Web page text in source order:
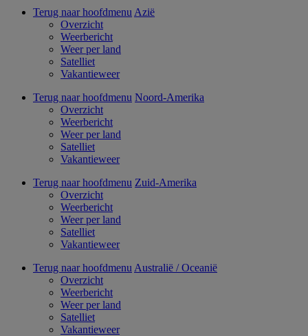
Terug naar hoofdmenu Azië
Overzicht
Weerbericht
Weer per land
Satelliet
Vakantieweer
Terug naar hoofdmenu Noord-Amerika
Overzicht
Weerbericht
Weer per land
Satelliet
Vakantieweer
Terug naar hoofdmenu Zuid-Amerika
Overzicht
Weerbericht
Weer per land
Satelliet
Vakantieweer
Terug naar hoofdmenu Australië / Oceanië
Overzicht
Weerbericht
Weer per land
Satelliet
Vakantieweer